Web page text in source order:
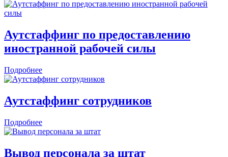
Аутстаффинг по предоставлению
иностранной рабочей силы
Подробнее
Аутстаффинг сотрудников
Подробнее
Вывод персонала за штат